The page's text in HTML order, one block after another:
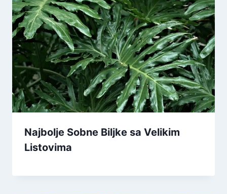
Najbolje Sobne Biljke sa Velikim
Listovima